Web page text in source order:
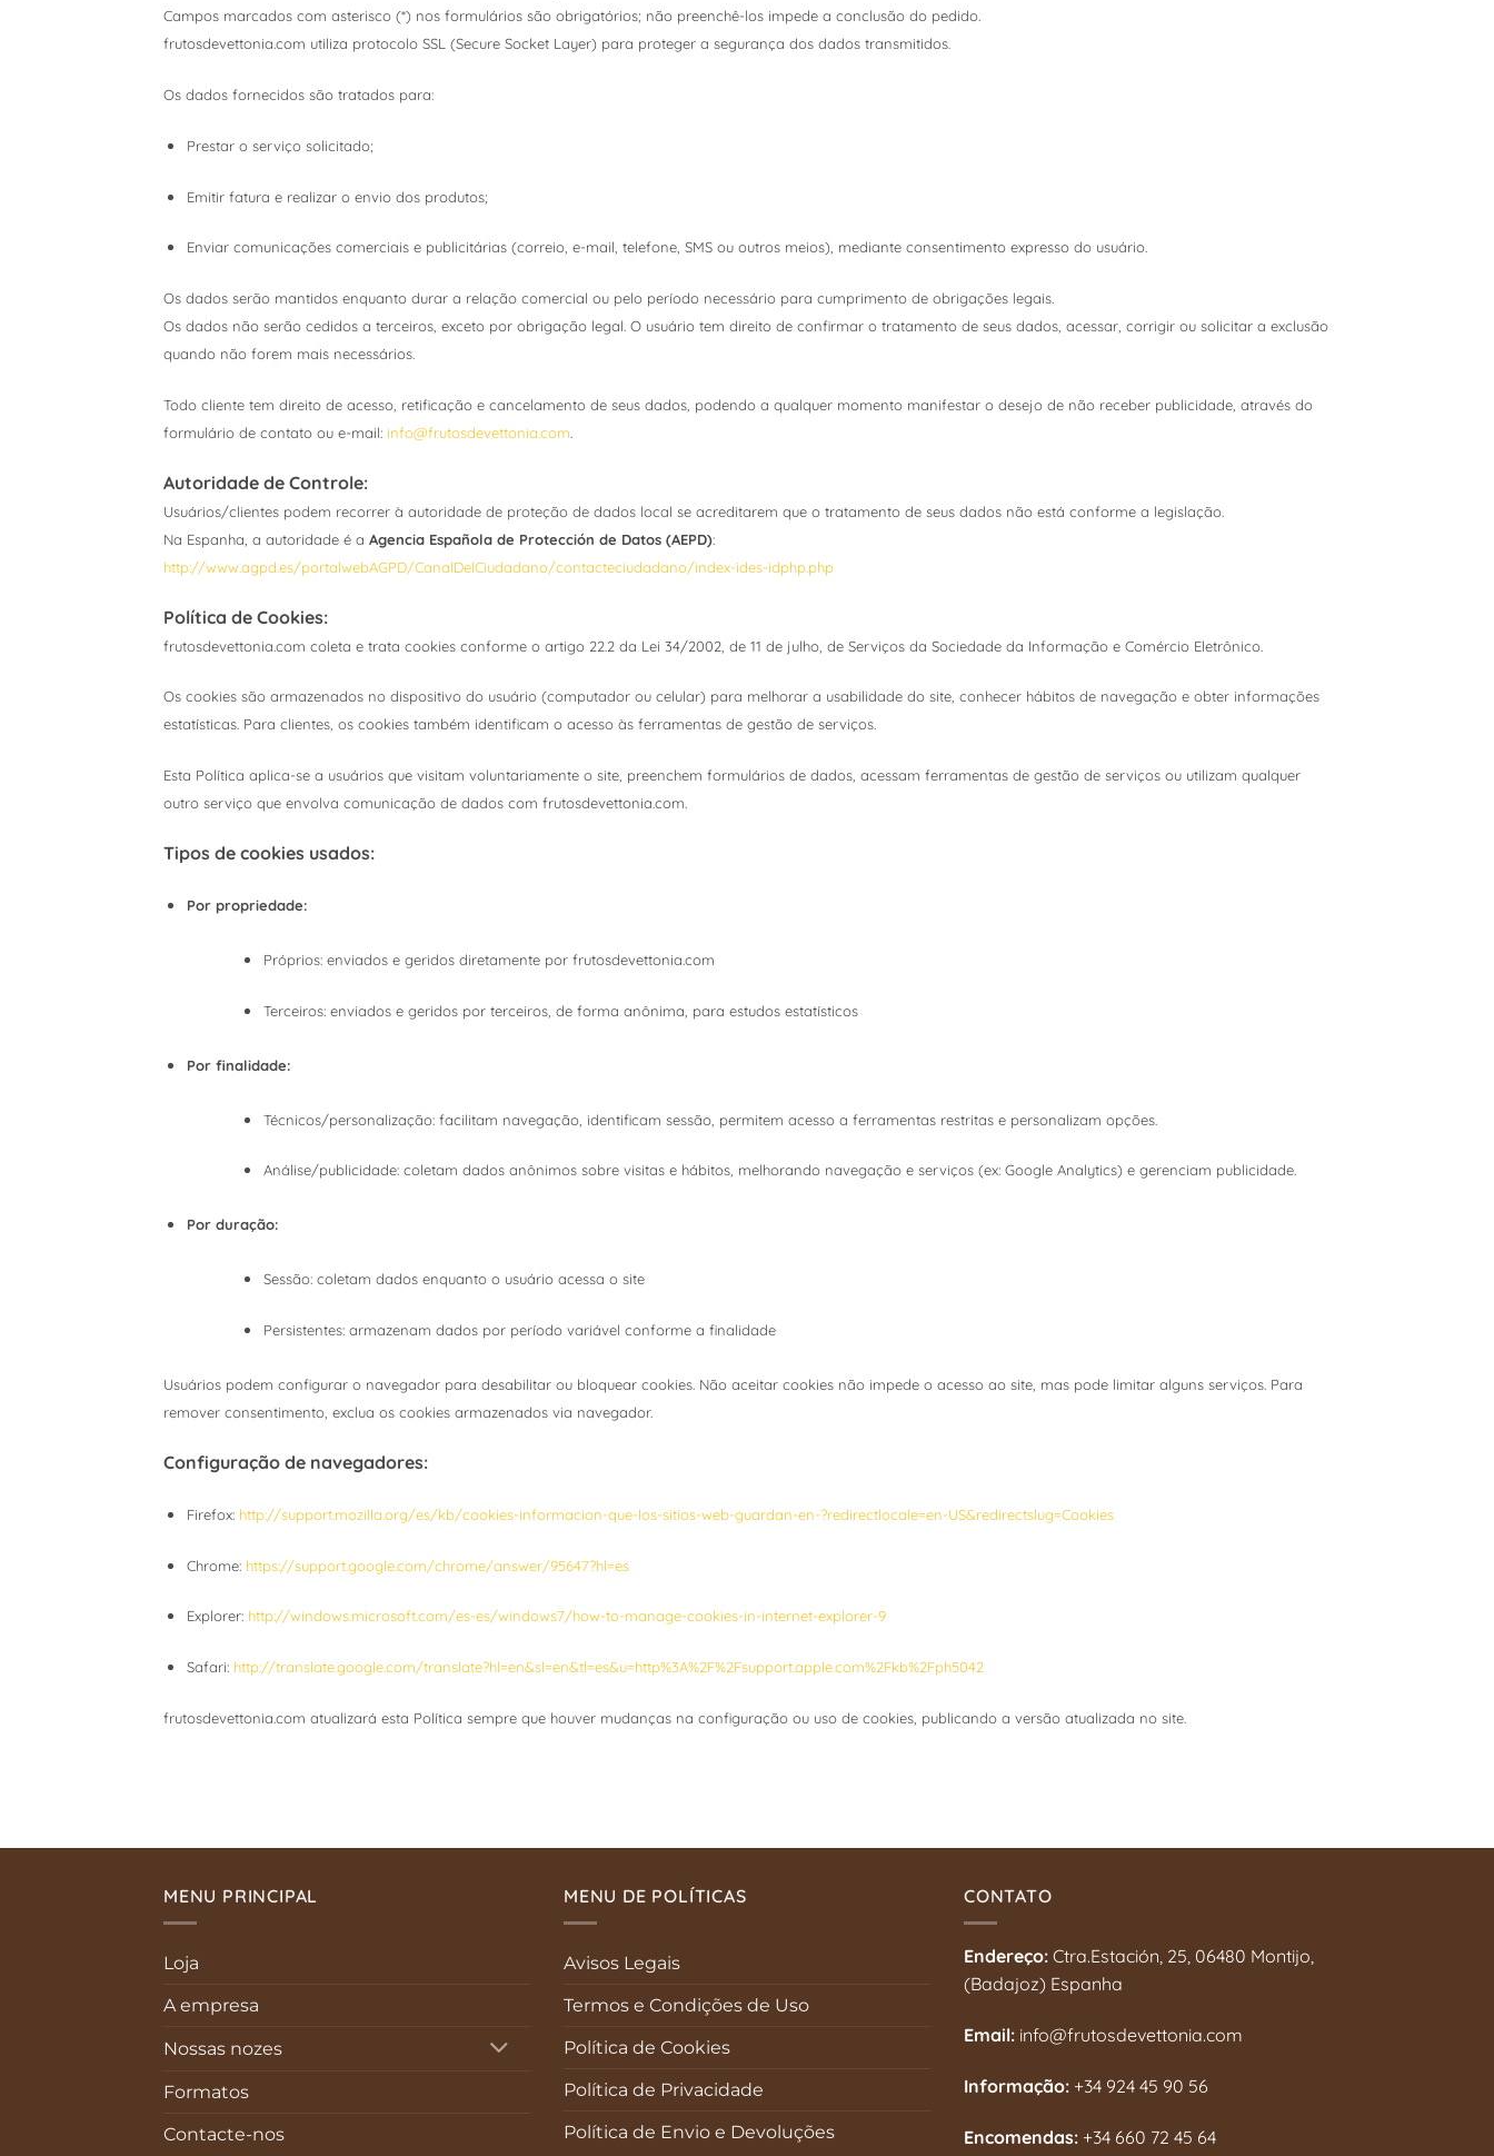
Campos marcados com asterisco (*) nos formulários são obrigatórios; não preenchê-los impede a conclusão do pedido.
frutosdevettonia.com utiliza protocolo SSL (Secure Socket Layer) para proteger a segurança dos dados transmitidos.
Os dados fornecidos são tratados para:
Prestar o serviço solicitado;
Emitir fatura e realizar o envio dos produtos;
Enviar comunicações comerciais e publicitárias (correio, e-mail, telefone, SMS ou outros meios), mediante consentimento expresso do usuário.
Os dados serão mantidos enquanto durar a relação comercial ou pelo período necessário para cumprimento de obrigações legais.
Os dados não serão cedidos a terceiros, exceto por obrigação legal. O usuário tem direito de confirmar o tratamento de seus dados, acessar, corrigir ou solicitar a exclusão
quando não forem mais necessários.
Todo cliente tem direito de acesso, retificação e cancelamento de seus dados, podendo a qualquer momento manifestar o desejo de não receber publicidade, através do
formulário de contato ou e-mail: info@frutosdevettonia.com.
Autoridade de Controle:
Usuários/clientes podem recorrer à autoridade de proteção de dados local se acreditarem que o tratamento de seus dados não está conforme a legislação.
Na Espanha, a autoridade é a Agencia Española de Protección de Datos (AEPD):
http://www.agpd.es/portalwebAGPD/CanalDelCiudadano/contacteciudadano/index-ides-idphp.php
Política de Cookies:
frutosdevettonia.com coleta e trata cookies conforme o artigo 22.2 da Lei 34/2002, de 11 de julho, de Serviços da Sociedade da Informação e Comércio Eletrônico.
Os cookies são armazenados no dispositivo do usuário (computador ou celular) para melhorar a usabilidade do site, conhecer hábitos de navegação e obter informações
estatísticas. Para clientes, os cookies também identificam o acesso às ferramentas de gestão de serviços.
Esta Política aplica-se a usuários que visitam voluntariamente o site, preenchem formulários de dados, acessam ferramentas de gestão de serviços ou utilizam qualquer
outro serviço que envolva comunicação de dados com frutosdevettonia.com.
Tipos de cookies usados:
Por propriedade:
Próprios: enviados e geridos diretamente por frutosdevettonia.com
Terceiros: enviados e geridos por terceiros, de forma anônima, para estudos estatísticos
Por finalidade:
Técnicos/personalização: facilitam navegação, identificam sessão, permitem acesso a ferramentas restritas e personalizam opções.
Análise/publicidade: coletam dados anônimos sobre visitas e hábitos, melhorando navegação e serviços (ex: Google Analytics) e gerenciam publicidade.
Por duração:
Sessão: coletam dados enquanto o usuário acessa o site
Persistentes: armazenam dados por período variável conforme a finalidade
Usuários podem configurar o navegador para desabilitar ou bloquear cookies. Não aceitar cookies não impede o acesso ao site, mas pode limitar alguns serviços. Para
remover consentimento, exclua os cookies armazenados via navegador.
Configuração de navegadores:
Firefox: http://support.mozilla.org/es/kb/cookies-informacion-que-los-sitios-web-guardan-en-?redirectlocale=en-US&redirectslug=Cookies
Chrome: https://support.google.com/chrome/answer/95647?hl=es
Explorer: http://windows.microsoft.com/es-es/windows7/how-to-manage-cookies-in-internet-explorer-9
Safari: http://translate.google.com/translate?hl=en&sl=en&tl=es&u=http%3A%2F%2Fsupport.apple.com%2Fkb%2Fph5042
frutosdevettonia.com atualizará esta Política sempre que houver mudanças na configuração ou uso de cookies, publicando a versão atualizada no site.
MENU PRINCIPAL
Loja
A empresa
Nossas nozes
Formatos
Contacte-nos
MENU DE POLÍTICAS
Avisos Legais
Termos e Condições de Uso
Política de Cookies
Política de Privacidade
Política de Envio e Devoluções
CONTATO
Endereço: Ctra.Estación, 25, 06480 Montijo,
(Badajoz) Espanha
Email: info@frutosdevettonia.com
Informação: +34 924 45 90 56
Encomendas: +34 660 72 45 64